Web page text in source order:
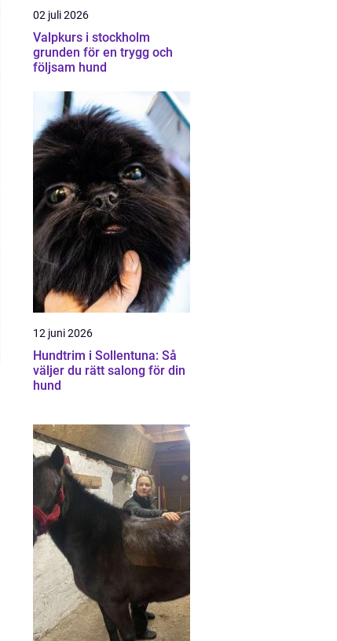
02 juli 2026
Valpkurs i stockholm
grunden för en trygg och
följsam hund
12 juni 2026
Hundtrim i Sollentuna: Så
väljer du rätt salong för din
hund